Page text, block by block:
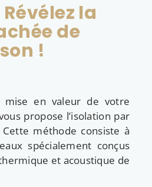
Révélez la
de
!
mise en valeur de votre
propose l’isolation par
méthode consiste à
spécialement conçus
et acoustique de